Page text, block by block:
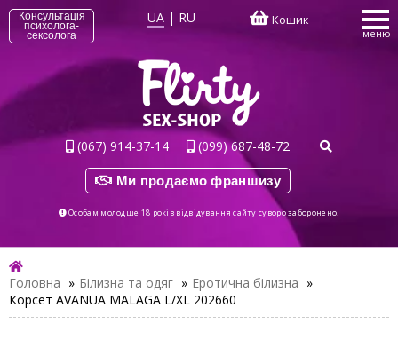
Консультація
психолога-
сексолога
UA | RU Кошик
меню
(067) 914-37-14 (099) 687-48-72
Ми продаємо франшизу
Особам молодше 18 років відвідування сайту суворо заборонено!
Головна » Білизна та одяг » Еротична білизна »
Корсет AVANUA MALAGA L/XL 202660